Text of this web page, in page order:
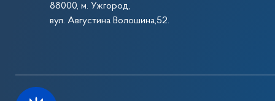
88000, м. Ужгород,
вул. Августина Волошина,52.